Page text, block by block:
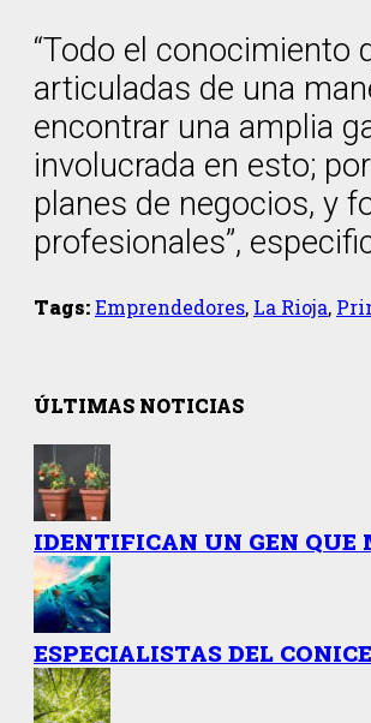
“Todo el conocimiento
articuladas de una
encontrar una amplia
involucrada en esto;
planes de negocios, y
profesionales”,
Tags:Emprendedores, La Rioja,
ÚLTIMAS NOTICIAS
IDENTIFICAN UN GEN QUE
ESPECIALISTAS DEL